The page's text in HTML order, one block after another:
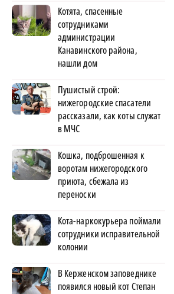
Фото: Telegram-канал Глеба Никитина
Котята, спасенные
сотрудниками
администрации
Канавинского района,
нашли дом
Пушистый строй:
нижегородские спасатели
рассказали, как коты служат
в МЧС
Кошка, подброшенная к
воротам нижегородского
приюта, сбежала из
переноски
Кота-наркокурьера поймали
сотрудники исправительной
колонии
В Керженском заповеднике
появился новый кот Степан